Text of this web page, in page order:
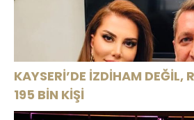
KAYSERİ’DE İZDİHAM DEĞİL,
195 BİN KİŞİ